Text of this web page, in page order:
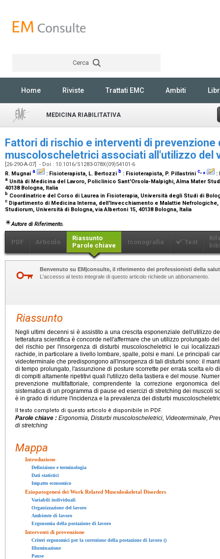
Cerca
Home Riviste Trattati EMC Ambiti
MEDICINA RIABILITATIVA
Fattori di rischio e interventi di prevenzione
muscoloscheletrici associati all'utilizzo del
[26-290-A-07] - Doi : 10.1016/S1283-078X(09)54101-6
R. Mugnai a : Fisioterapista, L. Bertozzi b : Fisioterapista, P. Pillastrini c,⁎ :
a Unità di Medicina del Lavoro, Policlinico Sant'Orsola-Malpighi, Alma Mater
40138 Bologna, Italia
b Coordinatrice del Corso di Laurea in Fisioterapia, Università degli Studi di
c Dipartimento di Medicina Interna, dell'Invecchiamento e Malattie
Studiorum, Università di Bologna, via Albertoni 15, 40138 Bologna, Italia
Autore di Riferimento.
PDF Articolo
Riassunto
Parole chiave
Iconografia Test
Benvenuto su EM|consulte, il riferimento dei professionisti della
L'accesso al testo integrale di questo articolo richiede un abbonamento.
Riassunto
Negli ultimi decenni si è assistito a una crescita esponenziale dell'utilizzo
letteratura scientifica è concorde nell'affermare che un utilizzo prolungato
del rischio per l'insorgenza di disturbi muscoloscheletrici le cui
rachide, in particolare a livello lombare, spalle, polsi e mani. Le principali
videoterminale che predispongono all'insorgenza di tali disturbi sono: il
di tempo prolungato, l'assunzione di posture scorrette per errata scelta e/o
di compiti altamente ripetitivi quali l'utilizzo della tastiera e del mouse.
prevenzione multifattoriale, comprendente la correzione ergonomica
sistematica di un programma di pause ed esercizi di stretching dei muscoli
è in grado di ridurre l'incidenza e la prevalenza dei disturbi
Il testo completo di questo articolo è disponibile in PDF.
Parole chiave : Ergonomia, Disturbi muscoloscheletrici, Videoterminale,
di stretching
Mappa
Introduzione
Definizione e terminologia
Dati statistici
Impatto economico
Eziopatogenesi dei Work Related Musculoskeletal Disorders
Variabili individuali
Organizzazione del lavoro
Ambiente di lavoro
Ergonomia della postazione di lavoro
Interventi di prevenzione
Criteri ergonomici per la correzione della postazione di lavoro ()
Illuminazione
Pause